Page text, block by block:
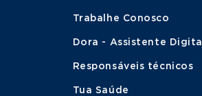
Trabalhe Conosco
Dora - Assistente Digital
Responsáveis técnicos
Tua Saúde